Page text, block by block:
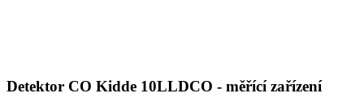
Detektor CO Kidde 10LLDCO - měřící zařízení